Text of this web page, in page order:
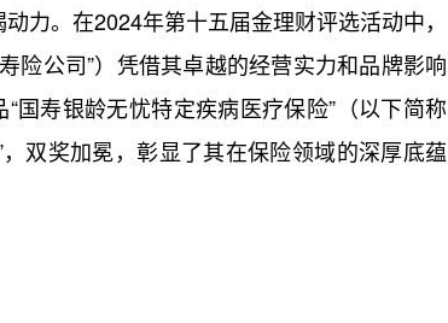
力。在2024年第十五届金理财评选活动中，
险公司”）凭借其卓越的经营实力和品牌影响
国寿银龄无忧特定疾病医疗保险” （以下简称
双奖加冕，彰显了其在保险领域的深厚底蕴